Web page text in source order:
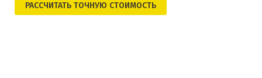
РАСCЧИТАТЬ ТОЧНУЮ СТОИМОСТЬ